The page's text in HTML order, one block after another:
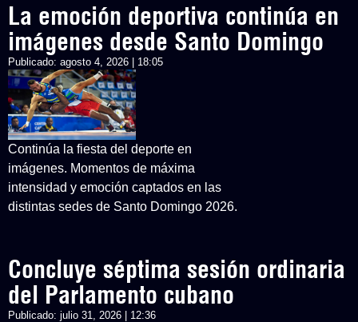
La emoción deportiva continúa en
imágenes desde Santo Domingo
Publicado: agosto 4, 2026 | 18:05
Continúa la fiesta del deporte en
imágenes. Momentos de máxima
intensidad y emoción captados en las
distintas sedes de Santo Domingo 2026.
Concluye séptima sesión ordinaria
del Parlamento cubano
Publicado: julio 31, 2026 | 12:36